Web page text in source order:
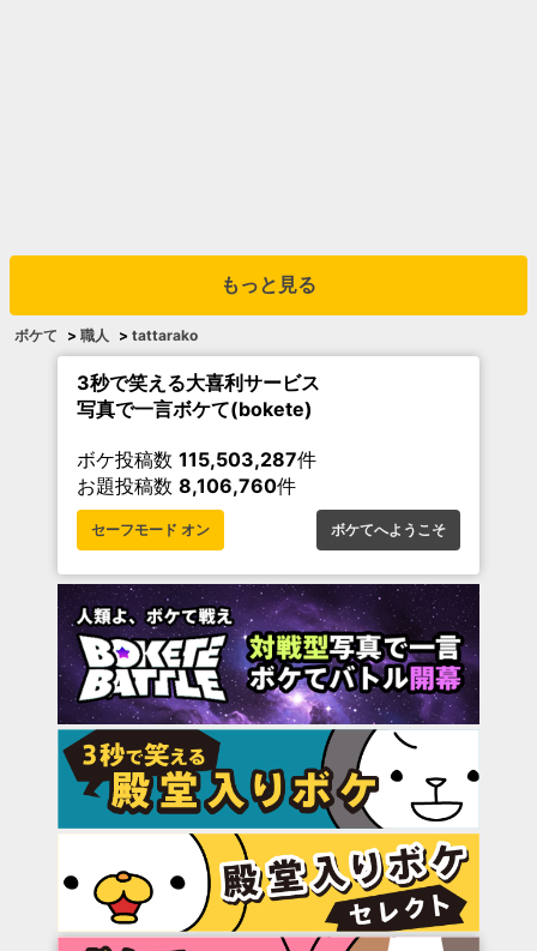
もっと見る
ボケて > 職人 > tattarako
3秒で笑える大喜利サービス
写真で一言ボケて(bokete)
ボケ投稿数 115,503,287件
お題投稿数 8,106,760件
セーフモード オン ボケてへようこそ